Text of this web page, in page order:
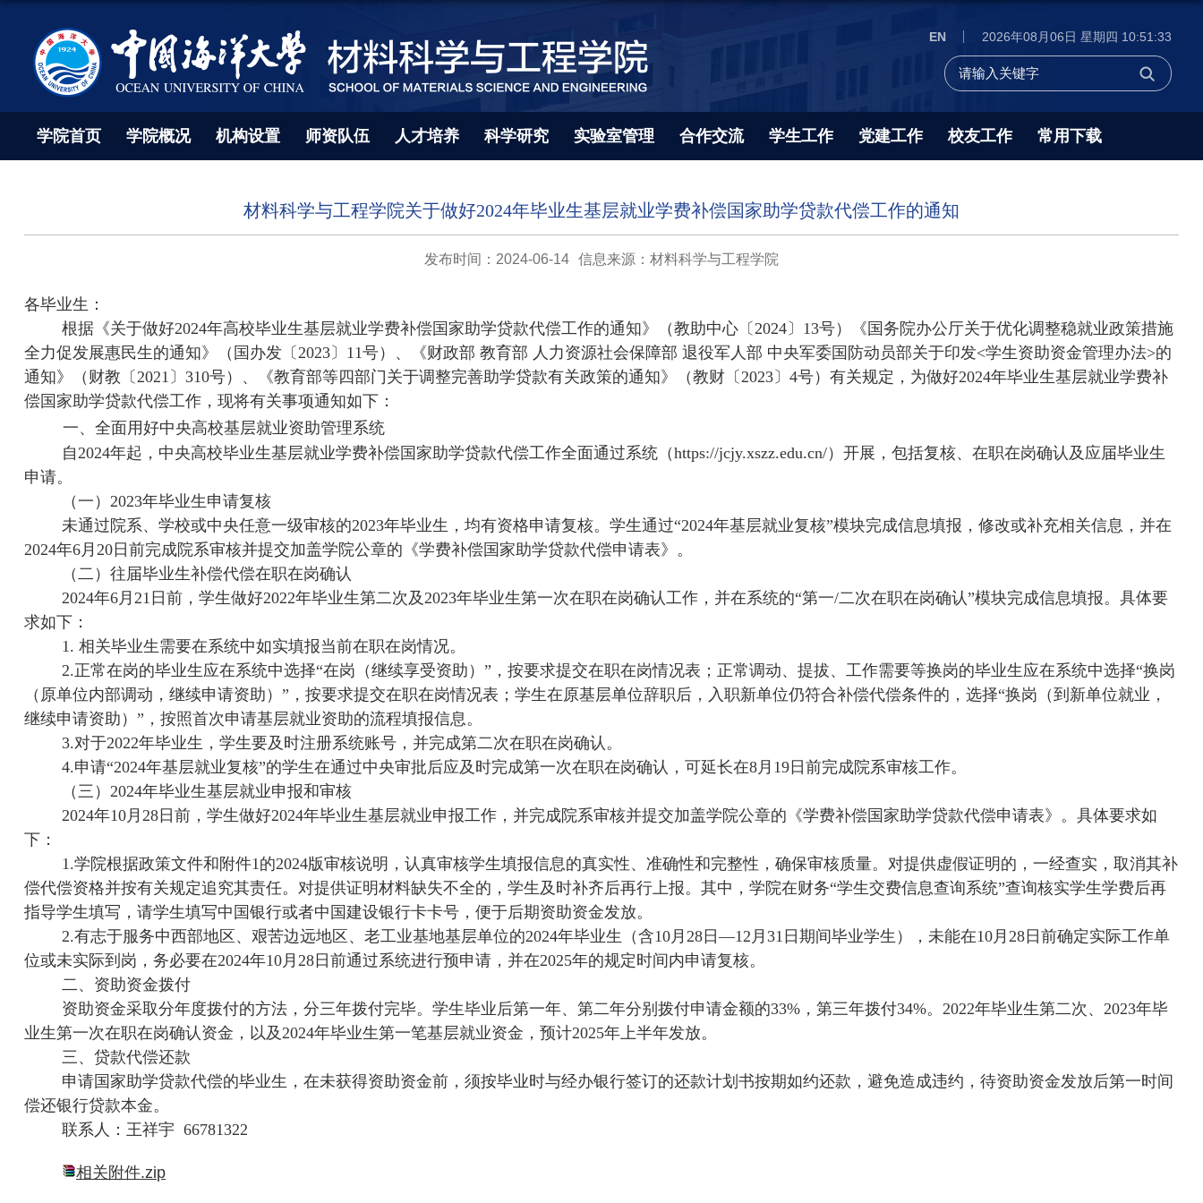
EN 2026年08月06日 星期四 10:51:33
学院首页 学院概况 机构设置 师资队伍 人才培养 科学研究 实验室管理 合作交流 学生工作 党建工作 校友工作 常用下载
材料科学与工程学院关于做好2024年毕业生基层就业学费补偿国家助学贷款代偿工作的通知
发布时间：2024-06-14 信息来源：材料科学与工程学院
各毕业生：
根据《关于做好2024年高校毕业生基层就业学费补偿国家助学贷款代偿工作的通知》（教助中心〔2024 〕 13号）《国务院办公厅关于优化调整稳就业政策措施
全力促发展惠民生的通知》（国办发〔 2023〕 11号）、《财政部 教育部 人力资源社会保障部 退役军人部 中央军委国防动员部关于印发<学生资助资金管理办法>的
通知》（财教〔 2021 〕 310号）、《教育部等四部门关于调整完善助学贷款有关政策的通知》（教财〔 2023〕 4号）有关规定，为做好2024年毕业生基层就业学费补
偿国家助学贷款代偿工作，现将有关事项通知如下：
一、全面用好中央高校基层就业资助管理系统
自2024年起，中央高校毕业生基层就业学费补偿国家助学贷款代偿工作全面通过系统（https://jcjy.xszz.edu.cn/）开展，包括复核、在职在岗确认及应届毕业生
申请。
（一）2023年毕业生申请复核
未通过院系、学校或中央任意一级审核的2023年毕业生，均有资格申请复核。学生通过“2024年基层就业复核”模块完成信息填报，修改或补充相关信息，并在
2024年6月 20日前完成院系审核并提交加盖学院公章的《学费补偿国家助学贷款代偿申请表》。
（二）往届毕业生补偿代偿在职在岗确认
2024年6月21 日前，学生做好2022年毕业生第二次及2023年毕业生第一次在职在岗确认工作，并在系统的“第一/二次在职在岗确认”模块完成信息填报。具体要
求如下：
1.相关毕业生需要在系统中如实填报当前在职在岗情况。
2.正常在岗的毕业生应在系统中选择“在岗（继续享受资助）”，按要求提交在职在岗情况表；正常调动、提拔、工作需要等换岗的毕业生应在系统中选择“换岗
（原单位内部调动，继续申请资助）”，按要求提交在职在岗情况表；学生在原基层单位辞职后，入职新单位仍符合补偿代偿条件的，选择“换岗（到新单位就业，
继续申请资助）”，按照首次申请基层就业资助的流程填报信息。
3.对于2022年毕业生，学生要及时注册系统账号，并完成第二次在职在岗确认。
4.申请“2024年基层就业复核”的学生在通过中央审批后应及时完成第一次在职在岗确认，可延长在8月 19 日前完成院系审核工作。
（三）2024年毕业生基层就业申报和审核
2024年10月28 日前，学生做好2024年毕业生基层就业申报工作，并完成院系审核并提交加盖学院公章的《学费补偿国家助学贷款代偿申请表》。具体要求如
下：
1.学院根据政策文件和附件1的2024版审核说明，认真审核学生填报信息的真实性、准确性和完整性，确保审核质量。对提供虚假证明的，一经查实，取消其补
偿代偿资格并按有关规定追究其责任。对提供证明材料缺失不全的，学生及时补齐后再行上报。其中，学院在财务“学生交费信息查询系统”查询核实学生学费后再
指导学生填写，请学生填写中国银行或者中国建设银行卡卡号，便于后期资助资金发放。
2.有志于服务中西部地区、艰苦边远地区、老工业基地基层单位的2024年毕业生（含10月28 日—12 月31 日期间毕业学生），未能在10月28 日前确定实际工作单
位或未实际到岗，务必要在2024年10月 28日前通过系统进行预申请，并在2025年的规定时间内申请复核。
二、资助资金拨付
资助资金采取分年度拨付的方法，分三年拨付完毕。学生毕业后第一年、第二年分别拨付申请金额的33% ，第三年拨付34%。2022年毕业生第二次、2023年毕
业生第一次在职在岗确认资金，以及2024年毕业生第一笔基层就业资金，预计2025年上半年发放。
三、贷款代偿还款
申请国家助学贷款代偿的毕业生，在未获得资助资金前，须按毕业时与经办银行签订的还款计划书按期如约还款，避免造成违约，待资助资金发放后第一时间
偿还银行贷款本金。
联系人：王祥宇66781322
相关附件.zip